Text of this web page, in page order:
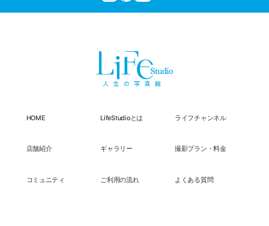
HOME LifeStudioとは ライフチャンネル
店舗紹介 ギャラリー 撮影プラン・料金
コミュニティ ご利用の流れ よくある質問